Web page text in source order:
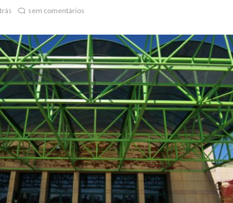
sem comentários
foi o
da Feirense-
na primeira etapa
a Portugal
3 dias atrás
Custódia
mulher
uma das
feministas”
Rádio Sintonia 2